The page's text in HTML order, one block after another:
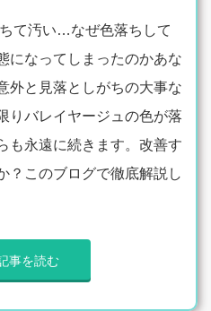
て汚い…なぜ色落ちして
になってしまったのかあな
外と見落としがちの大事な
りバレイヤージュの色が落
も永遠に続きます。改善す
？このブログで徹底解説し
事を読む